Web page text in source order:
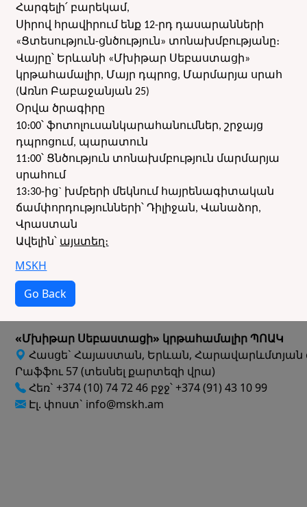
Հարգելի՛ բարեկամ,
Սիրով հրավիրում ենք 12-րդ դասարանների
«Ցտեսություն-ցնծություն» տոնախմբությանը։
Վայրը՝ Երևանի «Մխիթար Սեբաստացի»
կրթահամալիր, Մայր դպրոց, Մարմարյա սրահ
(Առնո Բաբաջանյան 25)
Օրվա ծրագիրը
10։00՝ ֆոտոլուսանկարահանումներ, շրջայց
դպրոցում, պարատուն
11։00՝ Ցնծություն տոնախմբություն մարմարյա
սրահում
13։30-ից` խմբերի մեկնում հայրենագիտական
ճամփորդությունների՝ Դիլիջան, Վանաձոր,
Վրաստան
Ավելին՝ այստեղ։
MSKH
Go Back
«Մխիթար Սեբաստացի» կրթահամալիր ՊՈԱԿ
Հասցե` Հայաստան, Երևան, Հարավարևմտյան
Րաֆֆու 57 (տեսնել քարտեզի վրա)
Հեռ` +374 (10) 74 72 46 բջջ՝ +374 (91) 43 10 99
Էլ. փոստ` info@mskh.am